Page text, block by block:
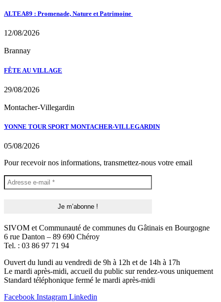
ALTEA89 : Promenade, Nature et Patrimoine
12/08/2026
Brannay
FÊTE AU VILLAGE
29/08/2026
Montacher-Villegardin
YONNE TOUR SPORT MONTACHER-VILLEGARDIN
05/08/2026
Pour recevoir nos informations, transmettez-nous votre email
SIVOM et Communauté de communes du Gâtinais en Bourgogne
6 rue Danton – 89 690 Chéroy
Tel. : 03 86 97 71 94
Ouvert du lundi au vendredi de 9h à 12h et de 14h à 17h
Le mardi après-midi, accueil du public sur rendez-vous uniquement
Standard téléphonique fermé le mardi après-midi
Facebook Instagram Linkedin